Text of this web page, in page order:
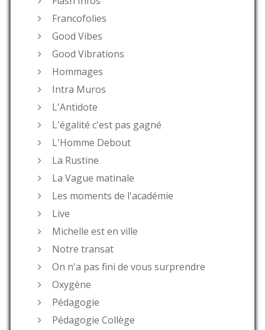
Francofolies
Good Vibes
Good Vibrations
Hommages
Intra Muros
L'Antidote
L'égalité c'est pas gagné
L'Homme Debout
La Rustine
La Vague matinale
Les moments de l'académie
Live
Michelle est en ville
Notre transat
On n'a pas fini de vous surprendre
Oxygène
Pédagogie
Pédagogie Collège